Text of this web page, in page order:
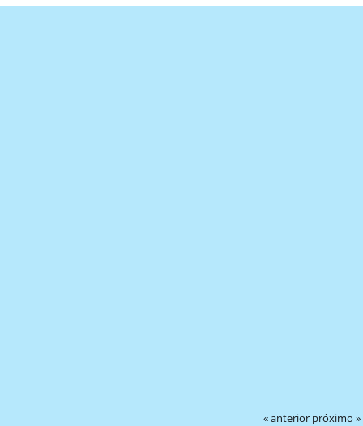
« anterior próximo »